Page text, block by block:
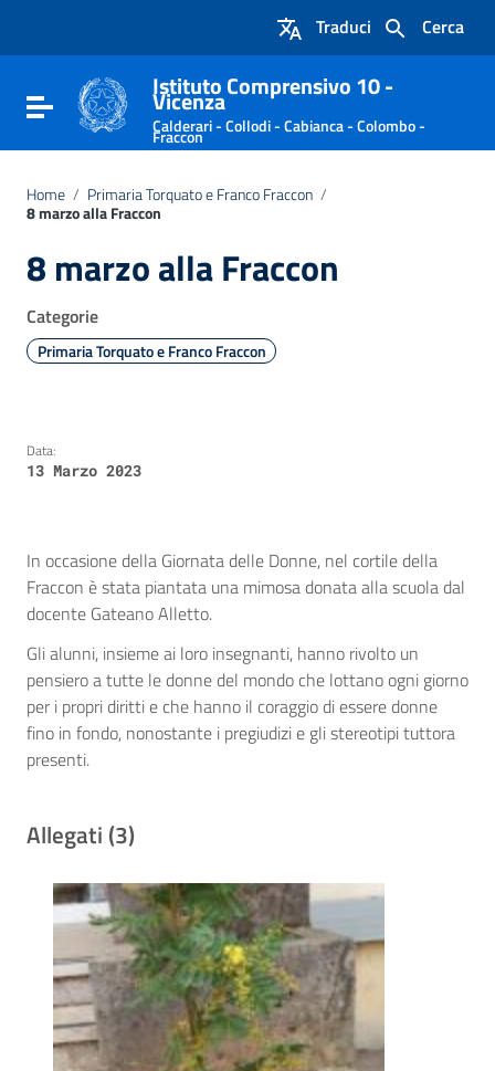
Vai al footer
Cerca
Traduci
Attiva / disattiva la navigazione
Istituto Comprensivo 10 -
Vicenza
Calderari - Collodi - Cabianca - Colombo -
Fraccon
Home / Primaria Torquato e Franco Fraccon /
8 marzo alla Fraccon
8 marzo alla Fraccon
Categorie
Primaria Torquato e Franco Fraccon
Data:
13 Marzo 2023
In occasione della Giornata delle Donne, nel cortile della
Fraccon è stata piantata una mimosa donata alla scuola dal
docente Gateano Alletto.
Gli alunni, insieme ai loro insegnanti, hanno rivolto un
pensiero a tutte le donne del mondo che lottano ogni giorno
per i propri diritti e che hanno il coraggio di essere donne
fino in fondo, nonostante i pregiudizi e gli stereotipi tuttora
presenti.
Allegati (3)